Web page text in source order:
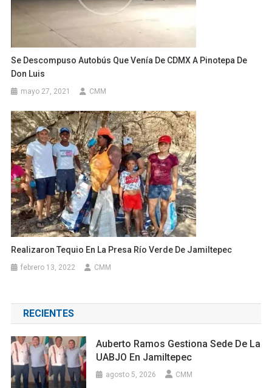
Se Descompuso Autobús Que Venía De CDMX A Pinotepa De
Don Luis
mayo 27, 2021 CMM
Realizaron Tequio En La Presa Río Verde De Jamiltepec
febrero 13, 2022 CMM
RECIENTES
Auberto Ramos Gestiona Sede De La
UABJO En Jamiltepec
agosto 5, 2026 CMM